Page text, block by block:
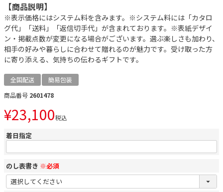
【商品説明】
※表示価格にはシステム料を含みます。※システム料には「カタロ
グ代」「送料」「返信切手代」が含まれております。※表紙デザイ
ン・掲載点数が変更になる場合がございます。選ぶ楽しさも加わり、
相手の好みや暮らしに合わせて贈れるのが魅力です。受け取った方
に寄り添える、気持ちの伝わるギフトです。
全国配送
簡易包装
商品番号 2601478
¥23,100税込
着日指定
のし表書き ※必須